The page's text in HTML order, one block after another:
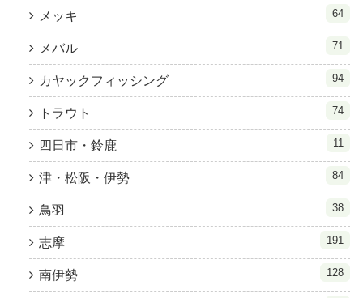
メッキ 64
メバル 71
カヤックフィッシング 94
トラウト 74
四日市・鈴鹿 11
津・松阪・伊勢 84
鳥羽 38
志摩 191
南伊勢 128